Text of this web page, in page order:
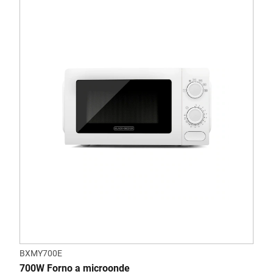
BXMY700E
700W Forno a microonde